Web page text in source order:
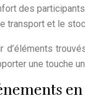
des
et le
d’éléments
une touche
en